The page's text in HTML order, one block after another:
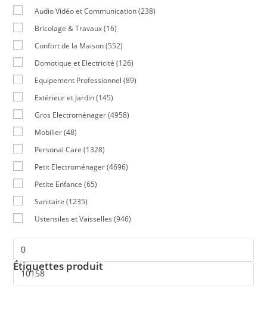
Audio Vidéo et Communication (238)
Bricolage & Travaux (16)
Confort de la Maison (552)
Domotique et Electricité (126)
Equipement Professionnel (89)
Extérieur et Jardin (145)
Gros Electroménager (4958)
Mobilier (48)
Personal Care (1328)
Petit Electroménager (4696)
Petite Enfance (65)
Sanitaire (1235)
Ustensiles et Vaisselles (946)
Étiquettes produit